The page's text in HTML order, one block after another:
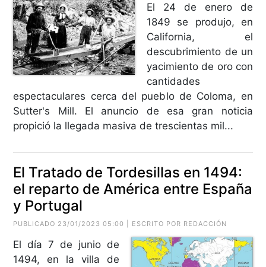
El 24 de enero de
1849 se produjo, en
California, el
descubrimiento de un
yacimiento de oro con
cantidades
espectaculares cerca del pueblo de Coloma, en
Sutter's Mill. El anuncio de esa gran noticia
propició la llegada masiva de trescientas mil...
El Tratado de Tordesillas en 1494:
el reparto de América entre España
y Portugal
PUBLICADO 23/01/2023 05:00 | ESCRITO POR REDACCIÓN
El día 7 de junio de
1494, en la villa de